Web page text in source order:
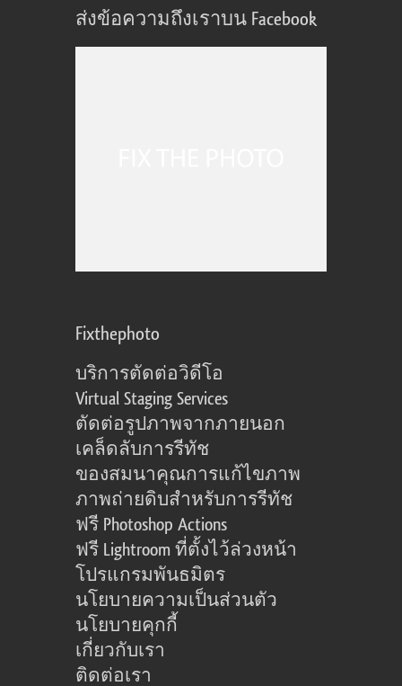
ส่งข้อความถึงเราบน Facebook
Fixthephoto
บริการตัดต่อวิดีโอ
Virtual Staging Services
ตัดต่อรูปภาพจากภายนอก
เคล็ดลับการรีทัช
ของสมนาคุณการแก้ไขภาพ
ภาพถ่ายดิบสำหรับการรีทัช
ฟรี Photoshop Actions
ฟรี Lightroom ที่ตั้งไว้ล่วงหน้า
โปรแกรมพันธมิตร
นโยบายความเป็นส่วนตัว
นโยบายคุกกี้
เกี่ยวกับเรา
ติดต่อเรา